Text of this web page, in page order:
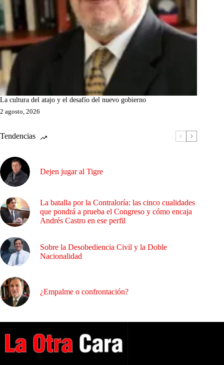
La cultura del atajo y el desafío del nuevo gobierno
2 agosto, 2026
Tendencias
Dejen jugar al Tigre
La batalla por la Contraloría: las cinco cualidades
que pondrá a prueba el Congreso y cómo encaja
Andrés Castro en ese perfil
Sobre la Desobediencia Civil y la Doble
Nacionalidad
¿Empalme o confrontación?